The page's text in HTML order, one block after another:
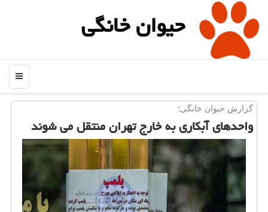
حیوان خانگی
منو
گزارش حیوان خانگی؛
واحدهای آبكاری به خارج تهران منتقل می شوند